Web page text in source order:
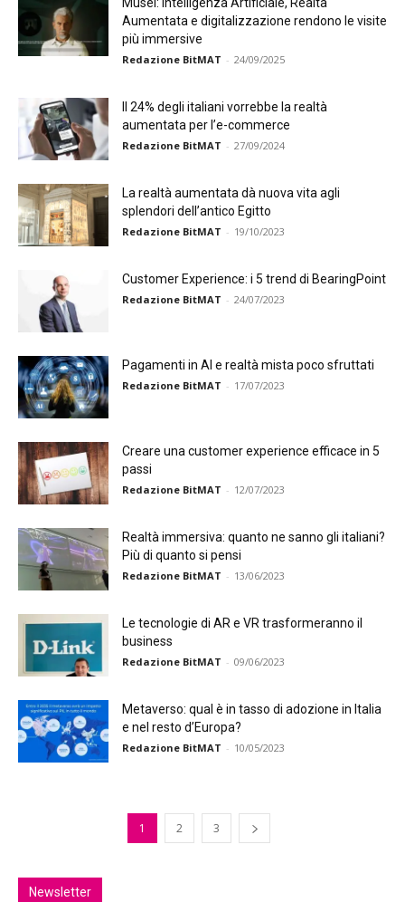
Aumentata e digitalizzazione rendono le visite
più immersive
Redazione BitMAT - 24/09/2025
Il 24% degli italiani vorrebbe la realtà
aumentata per l’e-commerce
Redazione BitMAT - 27/09/2024
La realtà aumentata dà nuova vita agli
splendori dell’antico Egitto
Redazione BitMAT - 19/10/2023
Customer Experience: i 5 trend di BearingPoint
Redazione BitMAT - 24/07/2023
Pagamenti in AI e realtà mista poco sfruttati
Redazione BitMAT - 17/07/2023
Creare una customer experience efficace in 5
passi
Redazione BitMAT - 12/07/2023
Realtà immersiva: quanto ne sanno gli italiani?
Più di quanto si pensi
Redazione BitMAT - 13/06/2023
Le tecnologie di AR e VR trasformeranno il
business
Redazione BitMAT - 09/06/2023
Metaverso: qual è in tasso di adozione in Italia
e nel resto d’Europa?
Redazione BitMAT - 10/05/2023
1 2 3
Newsletter